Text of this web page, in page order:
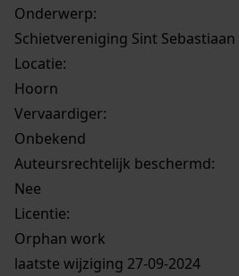
Onderwerp:
Schietvereniging Sint Sebastiaan
Locatie:
Hoorn
Vervaardiger:
Onbekend
Auteursrechtelijk beschermd:
Nee
Licentie:
Orphan work
laatste wijziging 27-09-2024